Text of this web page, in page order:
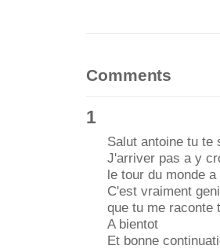
Comments
1
Salut antoine tu te
J'arriver pas a y
le tour du monde a
C'est vraiment
que tu me raconte
A bientot
Et bonne